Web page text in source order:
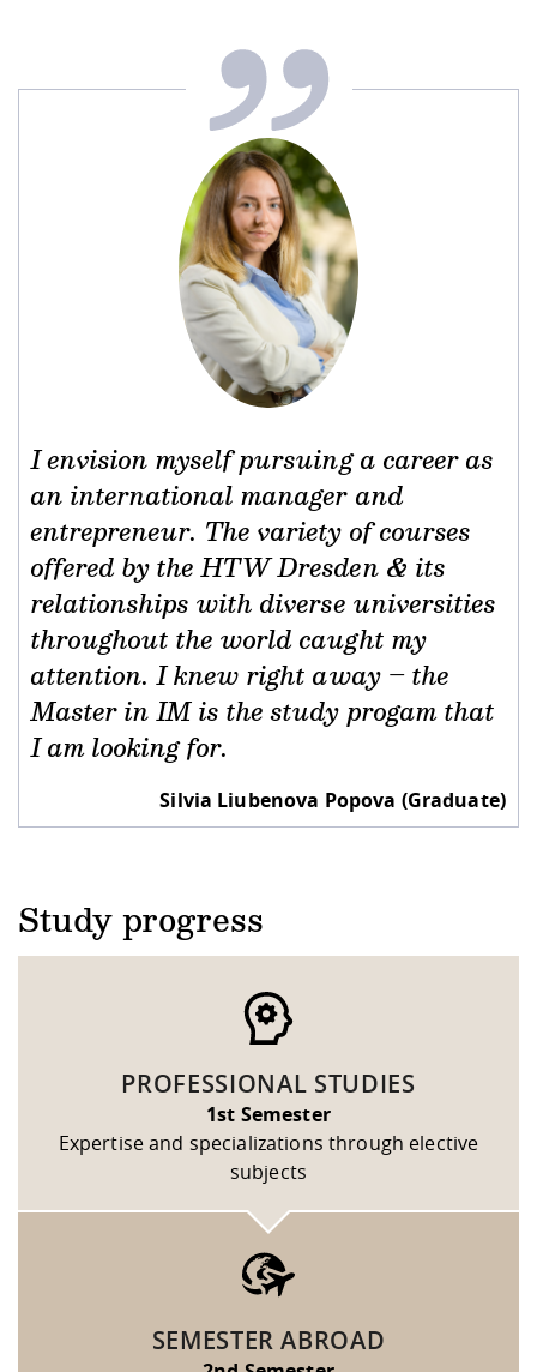
I envision myself pursuing a career as
an international manager and
entrepreneur. The variety of courses
offered by the HTW Dresden & its
relationships with diverse universities
throughout the world caught my
attention. I knew right away – the
Master in IM is the study progam that
I am looking for.
Silvia Liubenova Popova (Graduate)
Study progress
PROFESSIONAL STUDIES
1st Semester
Expertise and specializations through elective
subjects
SEMESTER ABROAD